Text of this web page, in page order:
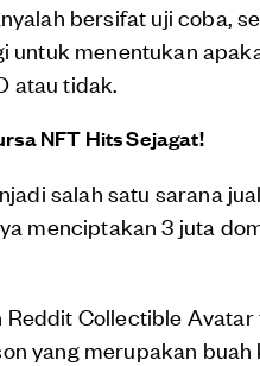
bersifat uji coba,
untuk menentukan
atau tidak.
NFT Hits Sejagat!
salah satu sarana
menciptakan 3 juta
Reddit Collectible
yang merupakan